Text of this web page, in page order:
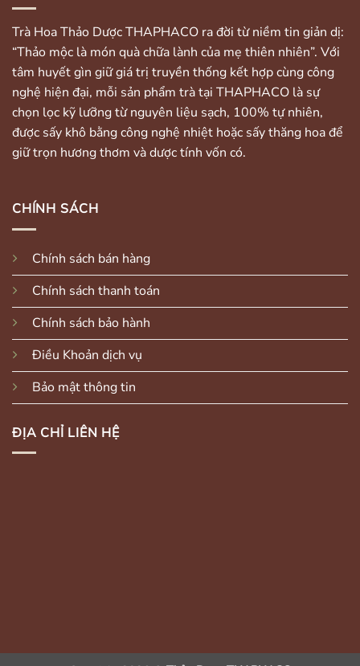
Trà Hoa Thảo Dược THAPHACO ra đời từ niềm tin giản dị:
“Thảo mộc là món quà chữa lành của mẹ thiên nhiên”. Với
tâm huyết gìn giữ giá trị truyền thống kết hợp cùng công
nghệ hiện đại, mỗi sản phẩm trà tại THAPHACO là sự
chọn lọc kỹ lưỡng từ nguyên liệu sạch, 100% tự nhiên,
được sấy khô bằng công nghệ nhiệt hoặc sấy thăng hoa để
giữ trọn hương thơm và dược tính vốn có.
CHÍNH SÁCH
Chính sách bán hàng
Chính sách thanh toán
Chính sách bảo hành
Điều Khoản dịch vụ
Bảo mật thông tin
ĐỊA CHỈ LIÊN HỆ